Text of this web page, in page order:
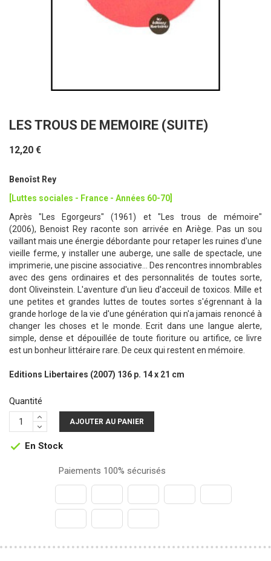
LES TROUS DE MEMOIRE (SUITE)
12,20 €
Benoîst Rey
[Luttes sociales - France - Années 60-70]
Après "Les Egorgeurs" (1961) et "Les trous de mémoire"
(2006), Benoist Rey raconte son arrivée en Ariège. Pas un sou
vaillant mais une énergie débordante pour retaper les ruines d'une
vieille ferme, y installer une auberge, une salle de spectacle, une
imprimerie, une piscine associative... Des rencontres innombrables
avec des gens ordinaires et des personnalités de toutes sorte,
dont Oliveinstein. L'aventure d'un lieu d'acceuil de toxicos. Mille et
une petites et grandes luttes de toutes sortes s'égrennant à la
grande horloge de la vie d'une génération qui n'a jamais renoncé à
changer les choses et le monde. Ecrit dans une langue alerte,
simple, dense et dépouillée de toute fioriture ou artifice, ce livre
est un bonheur littéraire rare. De ceux qui restent en mémoire.
Editions Libertaires (2007) 136 p. 14 x 21 cm
Quantité
AJOUTER AU PANIER
 En Stock
Paiements 100% sécurisés